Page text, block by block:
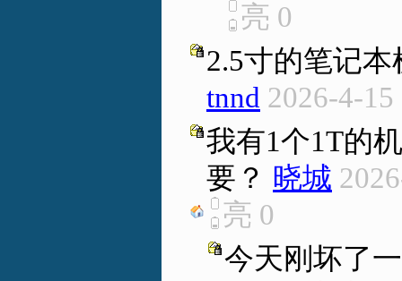
亮 0
2.5寸的笔记
tnnd 2026-4-15
我有1个1T的
要？ 晓城
亮 0
今天刚坏了